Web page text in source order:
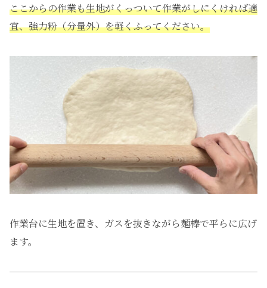
ここからの作業も生地がくっついて作業がしにくければ適
宜、強力粉（分量外）を軽くふってください。
作業台に生地を置き、ガスを抜きながら麺棒で平らに広げ
ます。